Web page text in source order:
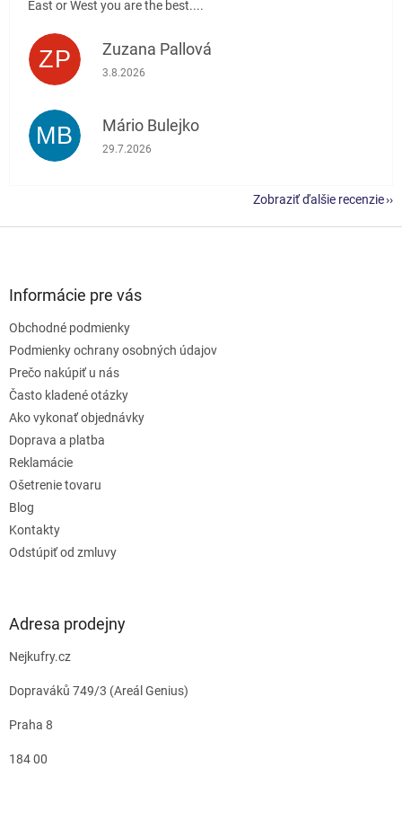
East or West you are the best....
ZP Zuzana Pallová
Hodnotenie obchodu je 5 z 5 hviezdičiek.
3.8.2026
MB Mário Bulejko
Hodnotenie obchodu je 5 z 5 hviezdičiek.
29.7.2026
Zobraziť ďalšie recenzie
Informácie pre vás
Obchodné podmienky
Podmienky ochrany osobných údajov
Prečo nakúpiť u nás
Často kladené otázky
Ako vykonať objednávky
Doprava a platba
Reklamácie
Ošetrenie tovaru
Blog
Kontakty
Odstúpiť od zmluvy
Adresa prodejny
Nejkufry.cz
Dopraváků 749/3 (Areál Genius)
Praha 8
184 00